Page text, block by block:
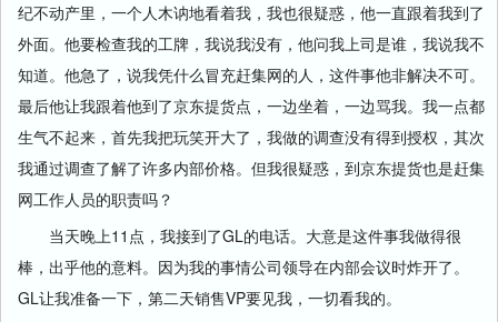
纪不动产里，一个人木讷地看着我，我也很疑惑，他一直跟着我到了
外面。他要检查我的工牌，我说我没有，他问我上司是谁，我说我不
知道。他急了，说我凭什么冒充赶集网的人，这件事他非解决不可。
最后他让我跟着他到了京东提货点，一边坐着，一边骂我。我一点都
生气不起来，首先我把玩笑开大了，我做的调查没有得到授权，其次
我通过调查了解了许多内部价格。但我很疑惑，到京东提货也是赶集
网工作人员的职责吗？
当天晚上11点，我接到了GL的电话。大意是这件事我做得很
棒，出乎他的意料。因为我的事情公司领导在内部会议时炸开了。
GL让我准备一下，第二天销售VP要见我，一切看我的。